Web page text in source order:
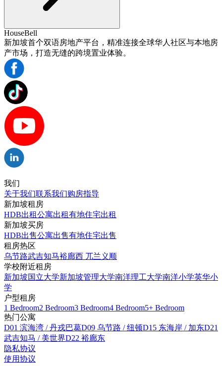
HouseBell
新加坡首个双语房地产平台，精准连接全球华人社区与本地房
产市场，打造无缝的跨境置业体验。
我们
关于我们联系我们购房指导
新加坡租房
HDB出租公寓出租有地住宅出租
新加坡买房
HDB出售公寓出售有地住宅出售
租房热区
乌节路武吉知马裕廊西 兀兰 义顺
学校附近租房
新加坡国立大学新加坡管理大学南洋理工大学南洋小学英华小
学
户型租房
1 Bedroom2 Bedroom3 Bedroom4 Bedroom5+ Bedroom
热门公寓
D01 滨海湾 / 丹戎巴葛D09 乌节路 / 纽顿D15 东海岸 / 加东D21
武吉知马 / 美世界D22 裕廊东
隐私协议
使用协议